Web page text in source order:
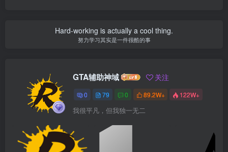
Hard-working is actually a cool thing.
努力学习其实是一件很酷的事
GTA辅助神域 关注
0 79 0 89.2W+ 122W+
我很平凡，但我独一无二